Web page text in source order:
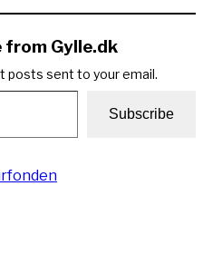
from Gylle.dk
posts sent to your email.
Subscribe